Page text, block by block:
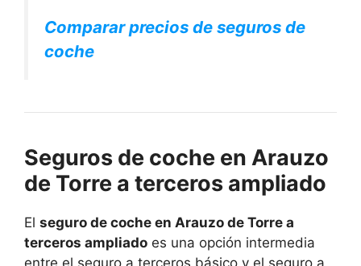
Comparar precios de seguros de
coche
Seguros de coche en Arauzo
de Torre a terceros ampliado
El seguro de coche en Arauzo de Torre a
terceros ampliado es una opción intermedia